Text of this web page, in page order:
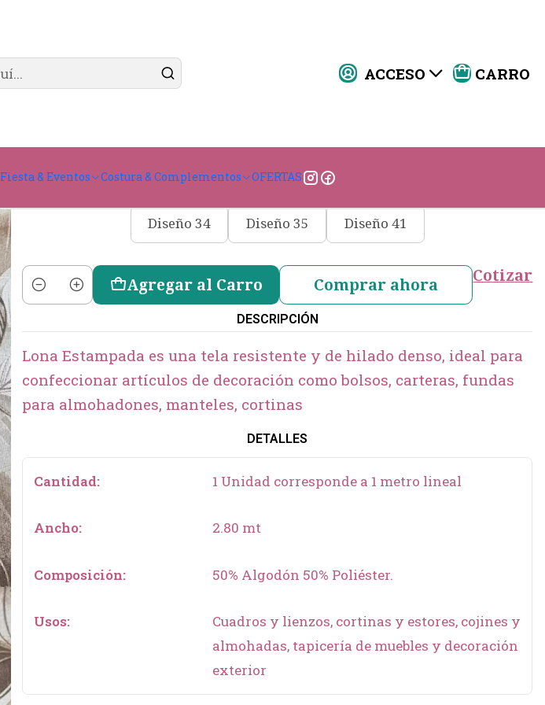
ACCESO CARRO
Fiesta & Eventos Costura & Complementos OFERTAS
Lona Diseños
Diseño 27 Diseño28 Diseño 29
Diseño 34 Diseño 35 Diseño 41
Cantidad
Agregar al Carro Comprar ahora
Cotizar
DESCRIPCIÓN
Lona Estampada es una tela resistente y de hilado denso, ideal para
confeccionar artículos de decoración como bolsos, carteras, fundas
para almohadones, manteles, cortinas
DETALLES
Cantidad: 1 Unidad corresponde a 1 metro lineal
Ancho: 2.80 mt
Composición: 50% Algodón 50% Poliéster.
Usos:
Cuadros y lienzos, cortinas y estores, cojines y
almohadas, tapicería de muebles y decoración
exterior